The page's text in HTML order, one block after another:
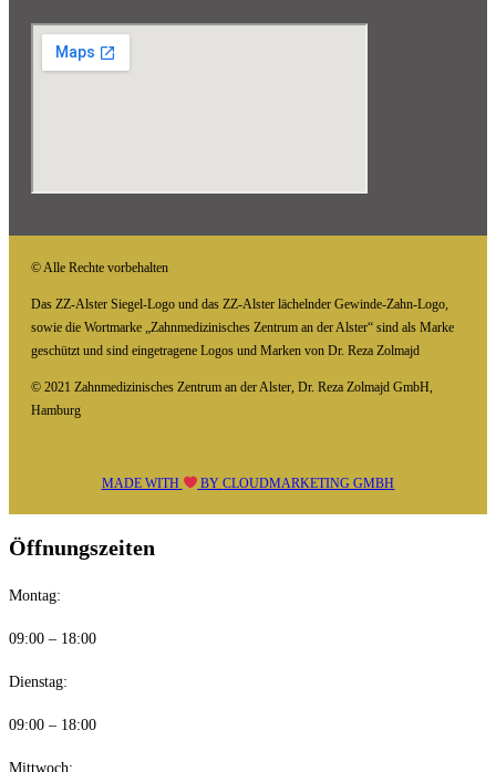
© Alle Rechte vorbehalten
Das ZZ-Alster Siegel-Logo und das ZZ-Alster lächelnder Gewinde-Zahn-Logo,
sowie die Wortmarke „Zahnmedizinisches Zentrum an der Alster“ sind als Marke
geschützt und sind eingetragene Logos und Marken von Dr. Reza Zolmajd
© 2021 Zahnmedizinisches Zentrum an der Alster, Dr. Reza Zolmajd GmbH,
Hamburg
MADE WITH BYCLOUDMARKETING GMBH
Öffnungszeiten
Montag:
09:00 – 18:00
Dienstag:
09:00 – 18:00
Mittwoch: